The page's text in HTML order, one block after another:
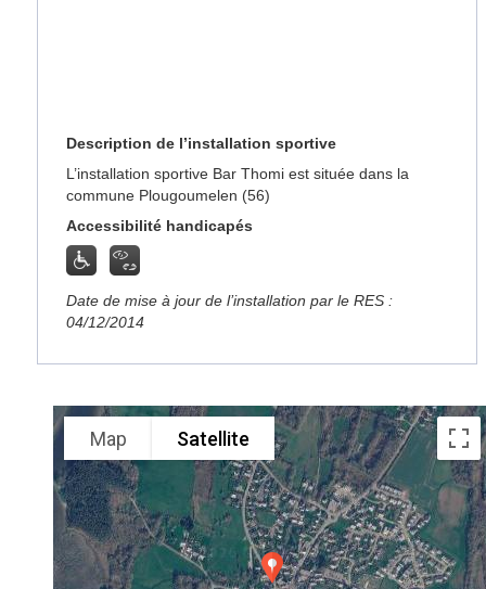
Description de l’installation sportive
L’installation sportive Bar Thomi est située dans la
commune Plougoumelen (56)
Accessibilité handicapés
Date de mise à jour de l’installation par le RES :
04/12/2014
Map Satellite